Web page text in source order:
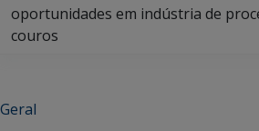
oportunidades em indústria de
couros
Geral